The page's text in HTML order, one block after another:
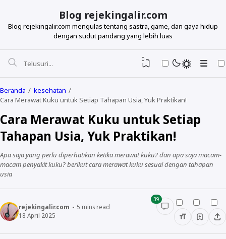
Blog rejekingalir.com
Blog rejekingalir.com mengulas tentang sastra, game, dan gaya hidup
dengan sudut pandang yang lebih luas
0
Beranda
kesehatan
Cara Merawat Kuku untuk Setiap Tahapan Usia, Yuk Praktikan!
Cara Merawat Kuku untuk Setiap
Tahapan Usia, Yuk Praktikan!
Apa saja yang perlu diperhatikan ketika merawat kuku? dan apa saja macam-
macam penyakit kuku? berikut cara merawat kuku sesuai dengan tahapan
usia
rejekingalir.com 5 mins read
18 April 2025
39